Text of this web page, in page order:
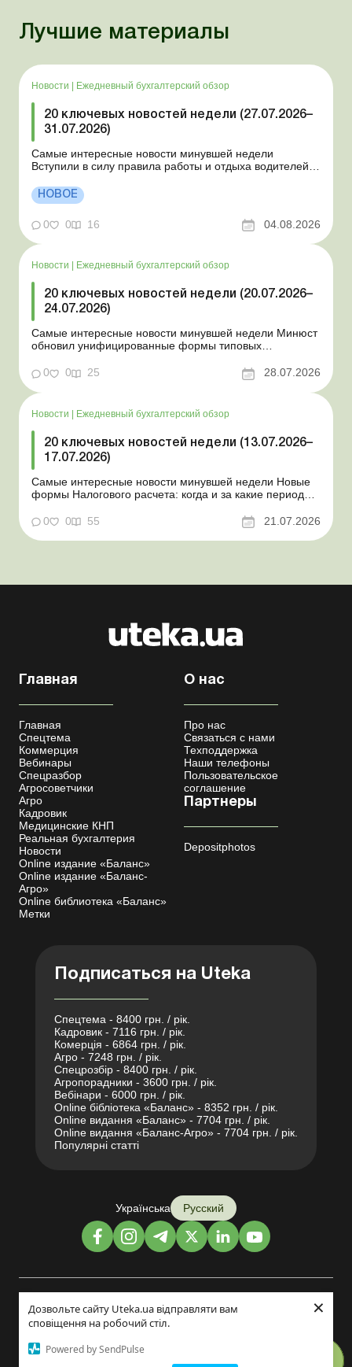
Дозвольте сайту Uteka.ua відправляти вам
сповіщення на робочий стіл.
Powered by SendPulse
×
Лучшие материалы
Новости Ежедневный бухгалтерский обзор
20 ключевых новостей недели (27.07.2026–
31.07.2026)
Самые интересные новости минувшей недели
Вступили в силу правила работы и отдыха водителей
положении Для сельхозпредприятий и ФЛП введены
новые разовые статистические формы Со 2 августа
изменяется порядок зачисления отдельных периодов
работы в стр...
НОВОЕ
0 0 16 04.08.2026
Новости Ежедневный бухгалтерский обзор
20 ключевых новостей недели (20.07.2026–
24.07.2026)
Самые интересные новости минувшей недели Минюст
обновил унифицированные формы типовых
новость о создании координационного центра по
статус «в розыске»: что нужно знать работодателям
Закон о ВПЛ: ка...
0 0 25 28.07.2026
Новости | Ежедневный бухгалтерский обзор
20 ключевых новостей недели (13.07.2026–
17.07.2026)
Самые интересные новости минувшей недели Новые
формы Налогового расчета: когда и за какие периоды
переоформления отсрочки от призыва во время
Координационный центр по организации
0 0 55 21.07.2026
Главная
Главная
Спецтема
Коммерция
Вебинары
Спецразбор
Агросоветчики
Агро
Кадровик
Медицинские КНП
Реальная бухгалтерия
Новости
Online издание «Баланс»
Online издание «Баланс-
Агро»
Online библиотека «Баланс»
Метки
О нас
Про нас
Связаться с нами
Техподдержка
Наши телефоны
Пользовательское
соглашение
Партнеры
Depositphotos
Подписаться на Uteka
Спецтема - 8400 грн. / рік.
Кадровик - 7116 грн. / рік.
Комерція - 6864 грн. / рік.
Агро - 7248 грн. / рік.
Спецрозбір - 8400 грн. / рік.
Агропорадники - 3600 грн. / рік.
Вебінари - 6000 грн. / рік.
Online бібліотека «Баланс» - 8352 грн. / рік.
Online видання «Баланс» - 7704 грн. / рік.
Online видання «Баланс-Агро» - 7704 грн. / рік.
Популярні статті
Українська Русский
Дизайн и разработка: